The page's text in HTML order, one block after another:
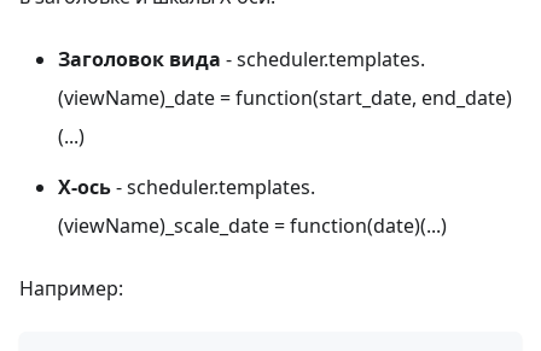
Заголовок вида - scheduler.templates.
(viewName)_date = function(start_date, end_date)
(...)
X-ось- scheduler.templates.
(viewName)_scale_date = function(date)(...)
Например: